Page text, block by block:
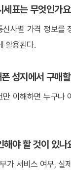
세표는 무엇인가
신사별 가격 정보를
활용된다.
성지에서 구매
만 이해하면 누구나
해야 할 것이 있나
가 서비스 여부, 실